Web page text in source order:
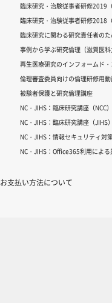
臨床研究・治験従事者研修2019（
臨床研究・治験従事者研修2018（
臨床研究に関わる研究責任者の
事例から学ぶ研究倫理（滋賀医科
再生医療研究のインフォームド
倫理審査委員向けの倫理研修用動
被験者保護と研究倫理講座
NC・JIHS：臨床研究講座（NCC）
NC・JIHS：臨床研究講座（JIHS）
NC・JIHS：情報セキュリティ対
NC・JIHS：Office365利用による
お支払い方法について